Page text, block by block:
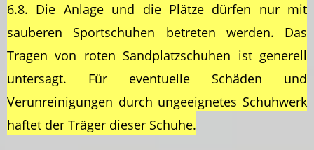
6.8. Die Anlage und die Plätze dürfen nur mit
sauberen Sportschuhen betreten werden. Das
Tragen von roten Sandplatzschuhen ist generell
untersagt. Für eventuelle Schäden und
Verunreinigungen durch ungeeignetes Schuhwerk
haftet der Träger dieser Schuhe.